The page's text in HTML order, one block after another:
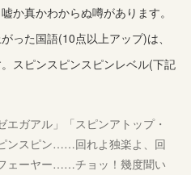
か真かわからぬ噂があります。
った国語(10点以上アップ)は、
スピンスピンスピンレベル(下記
エガアル」「スピンアトップ・
ンスピン……回れよ独楽よ、回
ェーヤー……チョッ！幾度聞い